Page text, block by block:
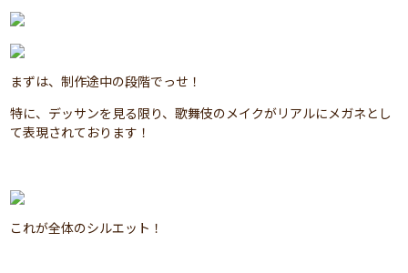
まずは、制作途中の段階でっせ！
特に、デッサンを見る限り、歌舞伎のメイクがリアルにメガネとし
て表現されております！
これが全体のシルエット！